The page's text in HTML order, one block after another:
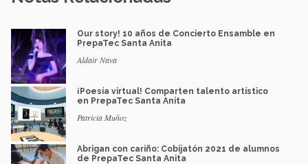
Our story! 10 años de Concierto Ensamble en
PrepaTec Santa Anita
Aldair Nava
¡Poesía virtual! Comparten talento artístico
en PrepaTec Santa Anita
Patricia Muñoz
Abrigan con cariño: Cobijatón 2021 de alumnos
de PrepaTec Santa Anita